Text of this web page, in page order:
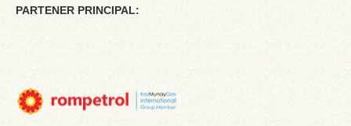
PARTENER PRINCIPAL: